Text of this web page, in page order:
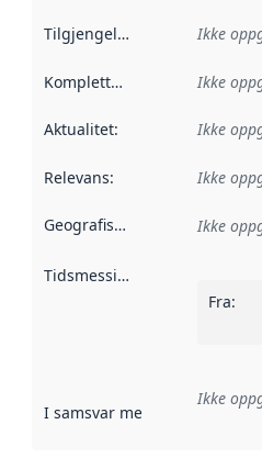
Tilgjengelighet Ikke
Kompletthet Ikke
Aktualitet: Ikke
Relevans: Ikke
Geografisk avgrensning :
Ikke
Tidsmessig avgrensning
Fra:
I samsvar med Referanse
Ikke